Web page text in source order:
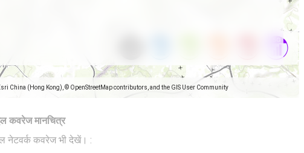
China (Hong Kong), © OpenStreetMap contributors, and the GIS User Community
कवरेज मानचित्र
नेटवर्क कवरेज भी देखें। :